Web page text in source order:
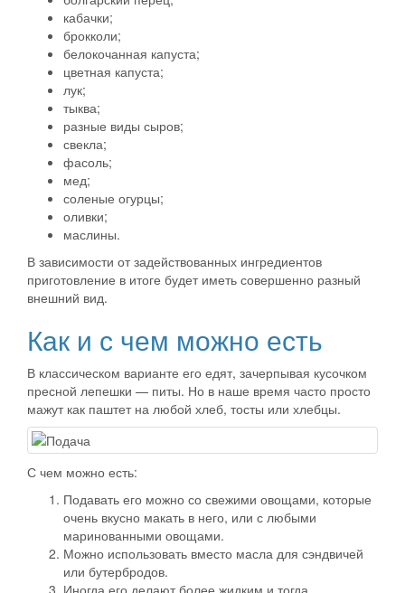
кабачки;
брокколи;
белокочанная капуста;
цветная капуста;
лук;
тыква;
разные виды сыров;
свекла;
фасоль;
мед;
соленые огурцы;
оливки;
маслины.
В зависимости от задействованных ингредиентов
приготовление в итоге будет иметь совершенно разный
внешний вид.
Как и с чем можно есть
В классическом варианте его едят, зачерпывая кусочком
пресной лепешки — питы. Но в наше время часто просто
мажут как паштет на любой хлеб, тосты или хлебцы.
С чем можно есть:
Подавать его можно со свежими овощами, которые
очень вкусно макать в него, или с любыми
маринованными овощами.
Можно использовать вместо масла для сэндвичей
или бутербродов.
Иногда его делают более жидким и тогда